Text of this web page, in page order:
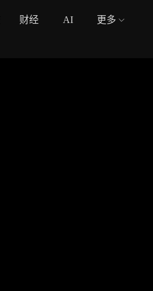
财经 AI 更多